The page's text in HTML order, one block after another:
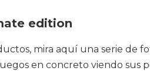
edition
mira aquí una serie de
en concreto viendo sus